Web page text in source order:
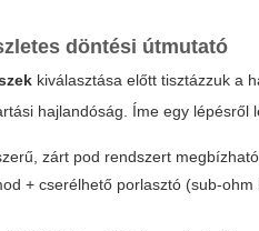
döntési útmutató
kiválasztása előtt tisztázzuk a
hajlandóság. Íme egy lépésről
zárt pod rendszert
+ cserélhető porlasztó (sub-